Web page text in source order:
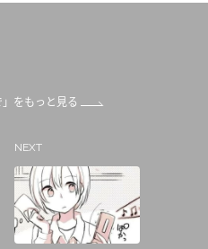
をもっと見る
NEXT